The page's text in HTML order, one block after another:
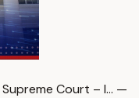
Supreme Court – l… —